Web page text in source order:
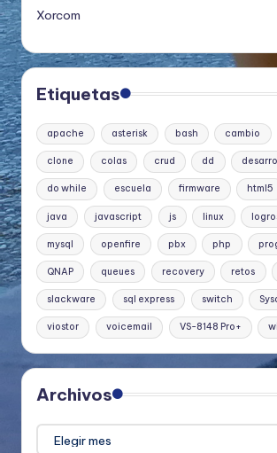
Xorcom
Etiquetas
apache asterisk bash cambio
clone colas crud dd
do while escuela firmware html5
java javascript js linux
mysql openfire pbx php
QNAP queues recovery retos
slackware sql express switch
viostor voicemail VS-8148 Pro+
Archivos
Archivos